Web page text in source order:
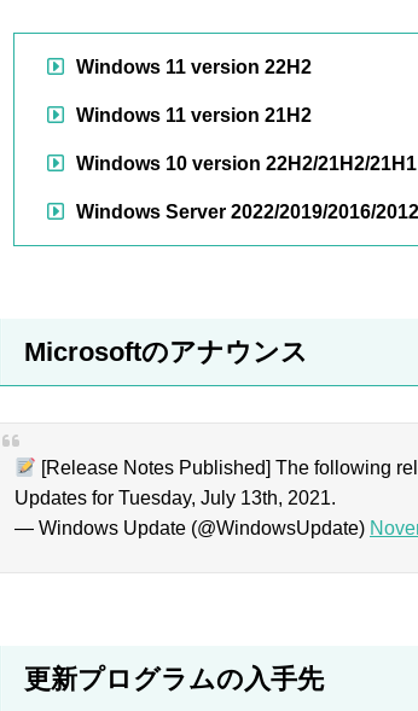
Windows 11 version 22H2
Windows 11 version 21H2
Windows 10 version 22H2/21H2/21H1
Windows Server 2022/2019/2016/
Microsoftのアナウンス
[Release Notes Published] The following
Updates for Tuesday, July 13th, 2021.
— Windows Update (@WindowsUpdate)
更新プログラムの入手先